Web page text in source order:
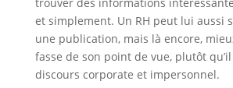
et simplement. Un RH peut lui aussi
une publication, mais là encore,
fasse de son point de vue, plutôt
discours corporate et impersonnel.